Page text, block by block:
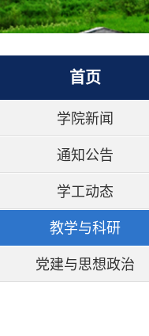
首页
学院新闻
通知公告
学工动态
教学与科研
党建与思想政治